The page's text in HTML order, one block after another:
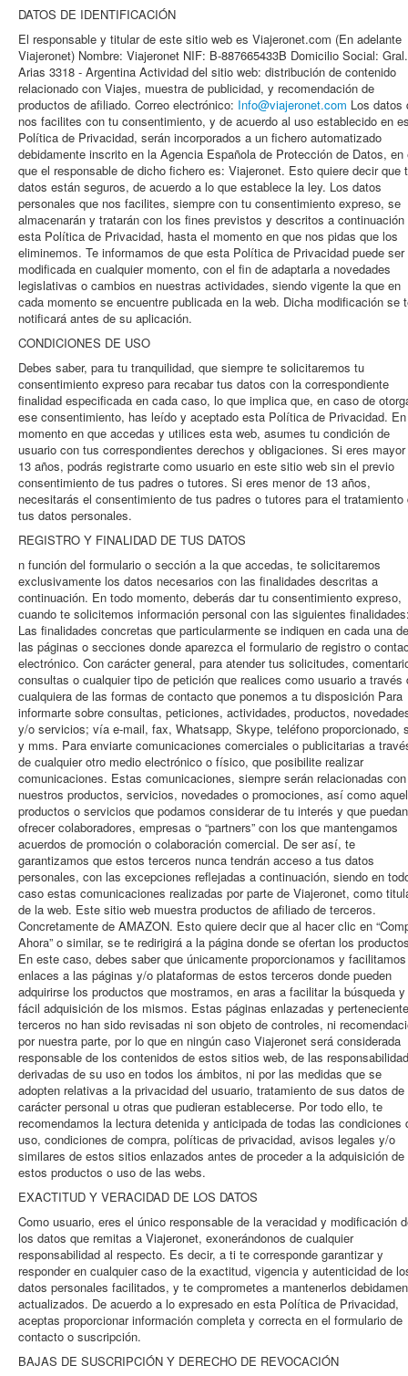
DATOS DE IDENTIFICACIÓN
El responsable y titular de este sitio web es Viajeronet.com (En adelante
Viajeronet) Nombre: Viajeronet NIF: B-887665433B Domicilio Social: Gral.
Arias 3318 - Argentina Actividad del sitio web: distribución de contenido
relacionado con Viajes, muestra de publicidad, y recomendación de
productos de afiliado. Correo electrónico: Info@viajeronet.com Los datos
nos facilites con tu consentimiento, y de acuerdo al uso establecido en
Política de Privacidad, serán incorporados a un fichero automatizado
debidamente inscrito en la Agencia Española de Protección de Datos, en
que el responsable de dicho fichero es: Viajeronet. Esto quiere decir que
datos están seguros, de acuerdo a lo que establece la ley. Los datos
personales que nos facilites, siempre con tu consentimiento expreso, se
almacenarán y tratarán con los fines previstos y descritos a continuación
esta Política de Privacidad, hasta el momento en que nos pidas que los
eliminemos. Te informamos de que esta Política de Privacidad puede ser
modificada en cualquier momento, con el fin de adaptarla a novedades
legislativas o cambios en nuestras actividades, siendo vigente la que en
cada momento se encuentre publicada en la web. Dicha modificación se
notificará antes de su aplicación.
CONDICIONES DE USO
Debes saber, para tu tranquilidad, que siempre te solicitaremos tu
consentimiento expreso para recabar tus datos con la correspondiente
finalidad especificada en cada caso, lo que implica que, en caso de
ese consentimiento, has leído y aceptado esta Política de Privacidad.
momento en que accedas y utilices esta web, asumes tu condición de
usuario con tus correspondientes derechos y obligaciones. Si eres
13 años, podrás registrarte como usuario en este sitio web sin el previo
consentimiento de tus padres o tutores. Si eres menor de 13 años,
necesitarás el consentimiento de tus padres o tutores para el tratamiento
tus datos personales.
REGISTRO Y FINALIDAD DE TUS DATOS
n función del formulario o sección a la que accedas, te solicitaremos
exclusivamente los datos necesarios con las finalidades descritas a
continuación. En todo momento, deberás dar tu consentimiento expreso,
cuando te solicitemos información personal con las siguientes
Las finalidades concretas que particularmente se indiquen en cada una de
las páginas o secciones donde aparezca el formulario de registro o
electrónico. Con carácter general, para atender tus solicitudes,
consultas o cualquier tipo de petición que realices como usuario a través
cualquiera de las formas de contacto que ponemos a tu disposición Para
informarte sobre consultas, peticiones, actividades, productos,
y/o servicios; vía e-mail, fax, Whatsapp, Skype, teléfono proporcionado,
y mms. Para enviarte comunicaciones comerciales o publicitarias a
de cualquier otro medio electrónico o físico, que posibilite realizar
comunicaciones. Estas comunicaciones, siempre serán relacionadas con
nuestros productos, servicios, novedades o promociones, así como
productos o servicios que podamos considerar de tu interés y que puedan
ofrecer colaboradores, empresas o “partners” con los que mantengamos
acuerdos de promoción o colaboración comercial. De ser así, te
garantizamos que estos terceros nunca tendrán acceso a tus datos
personales, con las excepciones reflejadas a continuación, siendo en
caso estas comunicaciones realizadas por parte de Viajeronet, como
de la web. Este sitio web muestra productos de afiliado de terceros.
Concretamente de AMAZON. Esto quiere decir que al hacer clic en
Ahora” o similar, se te redirigirá a la página donde se ofertan los
En este caso, debes saber que únicamente proporcionamos y
enlaces a las páginas y/o plataformas de estos terceros donde pueden
adquirirse los productos que mostramos, en aras a facilitar la búsqueda y
fácil adquisición de los mismos. Estas páginas enlazadas y
terceros no han sido revisadas ni son objeto de controles, ni
por nuestra parte, por lo que en ningún caso Viajeronet será considerada
responsable de los contenidos de estos sitios web, de las
derivadas de su uso en todos los ámbitos, ni por las medidas que se
adopten relativas a la privacidad del usuario, tratamiento de sus datos de
carácter personal u otras que pudieran establecerse. Por todo ello, te
recomendamos la lectura detenida y anticipada de todas las condiciones
uso, condiciones de compra, políticas de privacidad, avisos legales y/o
similares de estos sitios enlazados antes de proceder a la adquisición de
estos productos o uso de las webs.
EXACTITUD Y VERACIDAD DE LOS DATOS
Como usuario, eres el único responsable de la veracidad y modificación
los datos que remitas a Viajeronet, exonerándonos de cualquier
responsabilidad al respecto. Es decir, a ti te corresponde garantizar y
responder en cualquier caso de la exactitud, vigencia y autenticidad de
datos personales facilitados, y te comprometes a mantenerlos
actualizados. De acuerdo a lo expresado en esta Política de Privacidad,
aceptas proporcionar información completa y correcta en el formulario de
contacto o suscripción.
BAJAS DE SUSCRIPCIÓN Y DERECHO DE REVOCACIÓN